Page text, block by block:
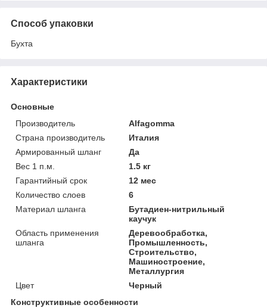
Способ упаковки
Бухта
Характеристики
Основные
Производитель
Alfagomma
Страна производитель
Италия
Армированный шланг
Да
Вес 1 п.м.
1.5 кг
Гарантийный срок
12 мес
Количество слоев
6
Материал шланга
Бутадиен-нитрильный
каучук
Область применения
шланга
Деревообработка,
Промышленность,
Строительство,
Машиностроение,
Металлургия
Цвет
Черный
Конструктивные особенности